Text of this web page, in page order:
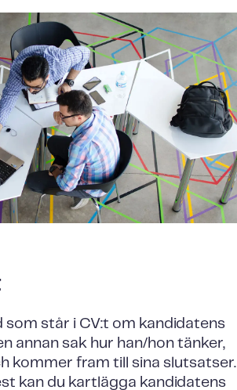
som står i CV:t om kandidatens
annan sak hur han/hon tänker,
kommer fram till sina slutsatser.
kan du kartlägga kandidatens